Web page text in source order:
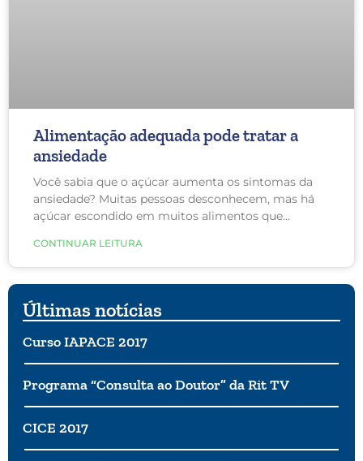
Alimentação adequada pode tratar a
ansiedade
Você sabia que o açúcar aumenta os sintomas da
ansiedade? Muitas pessoas desconhecem, mas há
açúcar escondido em muitos alimentos que
exemplo é o molho de tomate comprado pronto.
Uma porção de meia xícara contém em média 12
gramas de açúcar. Logo, se você usou uma xícara e
meia de molho de macarrão, você consumiu 36
gramas, ou seja, 9 colheres de chá de açúcar apenas
no molho da sua refeição!
CONTINUAR LEITURA
Últimas notícias
Curso IAPACE 2017
Programa “Consulta ao Doutor” da Rit TV
CICE 2017